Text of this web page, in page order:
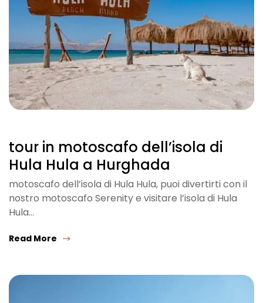
tour in motoscafo dell’isola di
Hula Hula a Hurghada
motoscafo dell’isola di Hula Hula, puoi divertirti con il
nostro motoscafo Serenity e visitare l’isola di Hula
Hula…
Read More